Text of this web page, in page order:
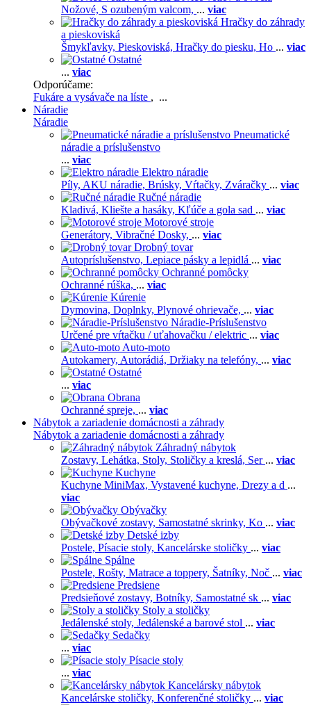
Nožové, S ozubeným valcom, ... viac
Hračky do záhrady
a pieskoviská
Šmykľavky, Pieskoviská, Hračky do piesku, Ho ... viac
Ostatné
... viac
Odporúčame:
Fukáre a vysávače na líste , ...
Náradie
Náradie
Pneumatické
náradie a príslušenstvo
... viac
Elektro náradie
Píly, AKU náradie, Brúsky, Vŕtačky, Zváračky ... viac
Ručné náradie
Kladivá, Kliešte a hasáky, Kľúče a gola sad ... viac
Motorové stroje
Generátory, Vibračné Dosky, ... viac
Drobný tovar
Autopríslušenstvo, Lepiace pásky a lepidlá ... viac
Ochranné pomôcky
Ochranné rúška, ... viac
Kúrenie
Dymovina, Doplnky, Plynové ohrievače, ... viac
Náradie-Príslušenstvo
Určené pre vŕtačku / uťahovačku / elektric ... viac
Auto-moto
Autokamery, Autorádiá, Držiaky na telefóny, ... viac
Ostatné
... viac
Obrana
Ochranné spreje, ... viac
Nábytok a zariadenie domácnosti a záhrady
Nábytok a zariadenie domácnosti a záhrady
Záhradný nábytok
Zostavy, Lehátka, Stoly, Stoličky a kreslá, Ser ... viac
Kuchyne
Kuchyne MiniMax, Vystavené kuchyne, Drezy a d ...
viac
Obývačky
Obývačkové zostavy, Samostatné skrinky, Ko ... viac
Detské izby
Postele, Písacie stoly, Kancelárske stoličky ... viac
Spálne
Postele, Rošty, Matrace a toppery, Šatníky, Noč ... viac
Predsiene
Predsieňové zostavy, Botníky, Samostatné sk ... viac
Stoly a stoličky
Jedálenské stoly, Jedálenské a barové stol ... viac
Sedačky
... viac
Písacie stoly
... viac
Kancelársky nábytok
Kancelárske stoličky, Konferenčné stoličky ... viac